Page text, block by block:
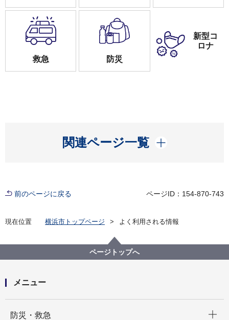
救急 防災
新型コ
ロナ
関連ページ一覧
開く
前のページに戻る ページID：154-870-743
現在位置 横浜市トップページ よく利用される情報
ページトップへ
メニュー
防災・救急